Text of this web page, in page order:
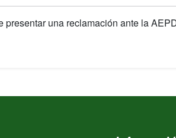
presentar una reclamación ante la